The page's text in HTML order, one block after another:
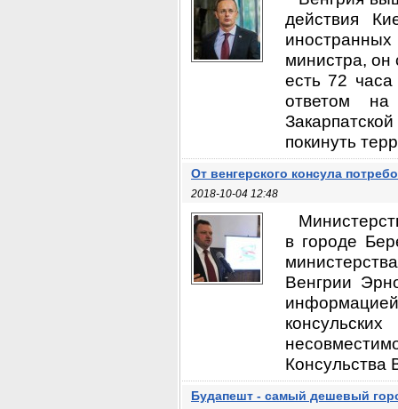
действия
министра, он
есть 72
ответом
покинуть
От венгерского консула
2018-10-04 12:48
в городе
Венгрии
Консульства
Будапешт - самый дешевый